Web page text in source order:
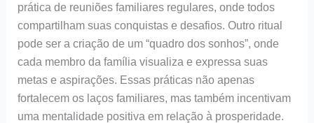
prática de reuniões familiares regulares, onde todos
compartilham suas conquistas e desafios. Outro ritual
pode ser a criação de um “quadro dos sonhos”, onde
cada membro da família visualiza e expressa suas
metas e aspirações. Essas práticas não apenas
fortalecem os laços familiares, mas também incentivam
uma mentalidade positiva em relação à prosperidade.